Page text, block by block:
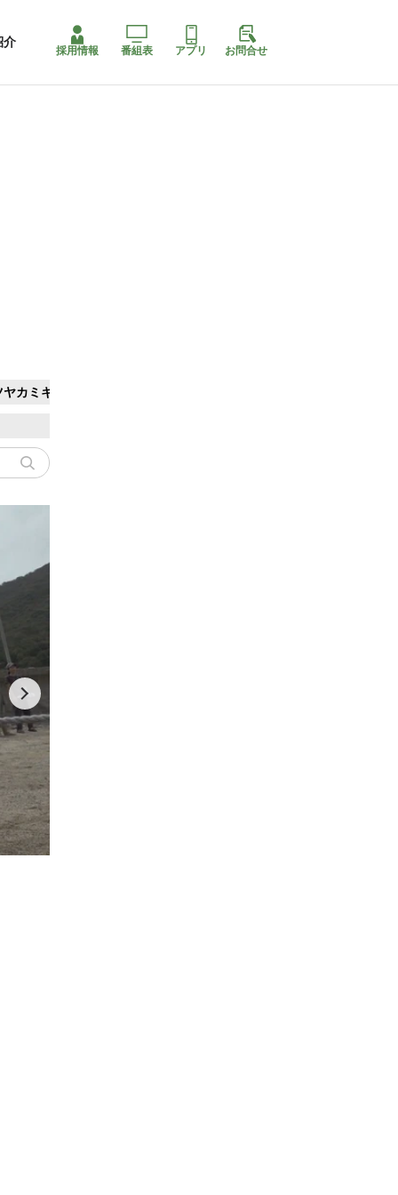
介
採用情報 番組表 アプリ お問合せ
カミキリ